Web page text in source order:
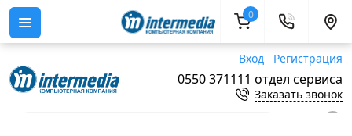
Вход Регистрация
0550 371111 отдел сервиса
Заказать звонок
0